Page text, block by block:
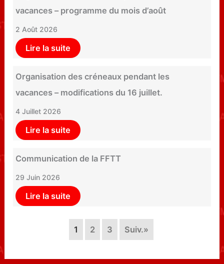
vacances – programme du mois d’août
2 Août 2026
Lire la suite
Organisation des créneaux pendant les
vacances – modifications du 16 juillet.
4 Juillet 2026
Lire la suite
Communication de la FFTT
29 Juin 2026
Lire la suite
1 2 3 Suiv.»